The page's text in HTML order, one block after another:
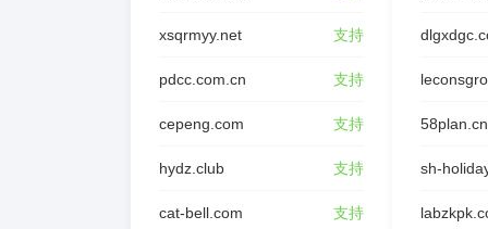
xsqrmyy.net 支持
pdcc.com.cn 支持
cepeng.com 支持
hydz.club 支持
cat-bell.com 支持
58plan.cn
sh-